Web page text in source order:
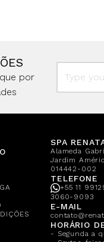
por
SPA
Alameda
Jardim
014442-002
TELEFONE
+55 11
3060-9093
E-MAIL
HORÁRIO
- Segunda a